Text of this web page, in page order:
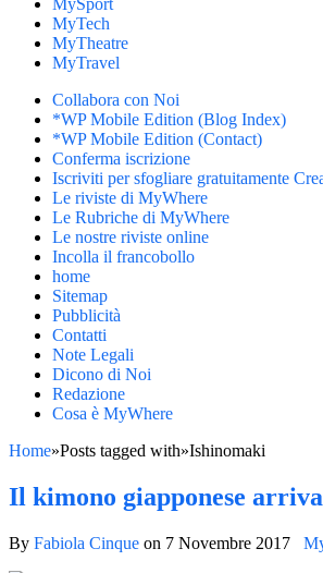
MySport
MyTech
MyTheatre
MyTravel
Collabora con Noi
*WP Mobile Edition (Blog Index)
*WP Mobile Edition (Contact)
Conferma iscrizione
Iscriviti per sfogliare gratuitamente
Le riviste di MyWhere
Le Rubriche di MyWhere
Le nostre riviste online
Incolla il francobollo
home
Sitemap
Pubblicità
Contatti
Note Legali
Dicono di Noi
Redazione
Cosa è MyWhere
Home»Posts tagged with»Ishinomaki
Il kimono giapponese
By Fabiola Cinque on 7 Novembre 2017